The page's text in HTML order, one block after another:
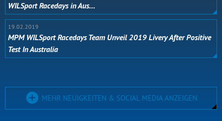
WILSport Racedays in Aus…
19.02.2019
MPM WILSport Racedays Team Unveil 2019 Livery After Positive
Test In Australia
MEHR NEUIGKEITEN & SOCIAL MEDIA ANZEIGEN